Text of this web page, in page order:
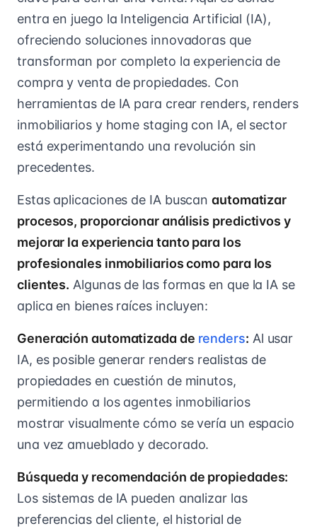
entra en juego la Inteligencia Artificial (IA),
ofreciendo soluciones innovadoras que
transforman por completo la experiencia de
compra y venta de propiedades. Con
herramientas de IA para crear renders, renders
inmobiliarios y home staging con IA, el sector
está experimentando una revolución sin
precedentes.
Estas aplicaciones de IA buscanautomatizar
procesos, proporcionar análisis predictivos y
mejorar la experiencia tanto para los
profesionales inmobiliarios como para los
clientes. Algunas de las formas en que la IA se
aplica en bienes raíces incluyen:
Generación automatizada de renders: Al usar
IA, es posible generar renders realistas de
propiedades en cuestión de minutos,
permitiendo a los agentes inmobiliarios
mostrar visualmente cómo se vería un espacio
una vez amueblado y decorado.
Búsqueda y recomendación de propiedades:
Los sistemas de IA pueden analizar las
preferencias del cliente, el historial de